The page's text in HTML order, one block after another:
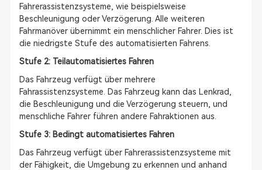
Fahrerassistenzsysteme, wie beispielsweise
Beschleunigung oder Verzögerung. Alle weiteren
Fahrmanöver übernimmt ein menschlicher Fahrer. Dies ist
die niedrigste Stufe des automatisierten Fahrens.
Stufe 2: Teilautomatisiertes Fahren
Das Fahrzeug verfügt über mehrere
Fahrassistenzsysteme. Das Fahrzeug kann das Lenkrad,
die Beschleunigung und die Verzögerung steuern, und
menschliche Fahrer führen andere Fahraktionen aus.
Stufe 3: Bedingt automatisiertes Fahren
Das Fahrzeug verfügt über Fahrerassistenzsysteme mit
der Fähigkeit, die Umgebung zu erkennen und anhand